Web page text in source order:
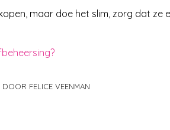
maar doe het slim, zorg dat ze
DOOR FELICE VEENMAN